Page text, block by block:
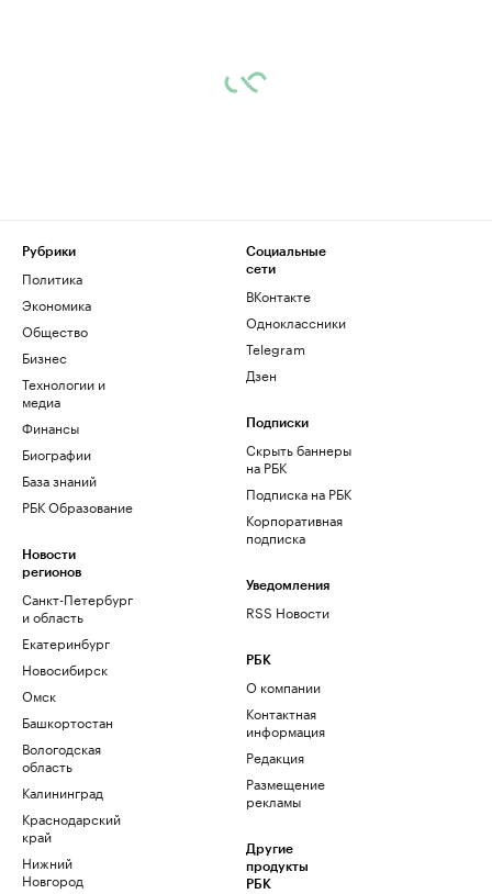
Рубрики
Политика
Экономика
Общество
Бизнес
Технологии и
медиа
Финансы
Биографии
База знаний
РБК Образование
Новости
регионов
Санкт-Петербург
и область
Екатеринбург
Новосибирск
Омск
Башкортостан
Вологодская
область
Калининград
Краснодарский
край
Нижний
Новгород
Социальные
сети
ВКонтакте
Одноклассники
Telegram
Дзен
Подписки
Скрыть баннеры
на РБК
Подписка на РБК
Корпоративная
подписка
Уведомления
RSS Новости
РБК
О компании
Контактная
информация
Редакция
Размещение
рекламы
Другие
продукты
РБК